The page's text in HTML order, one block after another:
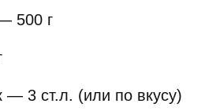
500 г
— 3 ст.л. (или по вкусу)